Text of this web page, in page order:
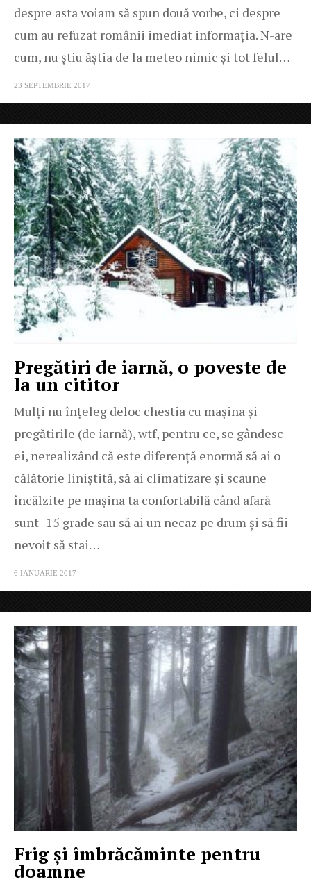
despre asta voiam să spun două vorbe, ci despre
cum au refuzat românii imediat informația. N-are
cum, nu știu ăștia de la meteo nimic și tot felul…
23 SEPTEMBRIE 2017
Pregătiri de iarnă, o poveste de
la un cititor
Mulți nu înțeleg deloc chestia cu mașina și
pregătirile (de iarnă), wtf, pentru ce, se gândesc
ei, nerealizând că este diferență enormă să ai o
călătorie liniștită, să ai climatizare și scaune
încălzite pe mașina ta confortabilă când afară
sunt -15 grade sau să ai un necaz pe drum și să fii
nevoit să stai…
6 IANUARIE 2017
Frig și îmbrăcăminte pentru
doamne